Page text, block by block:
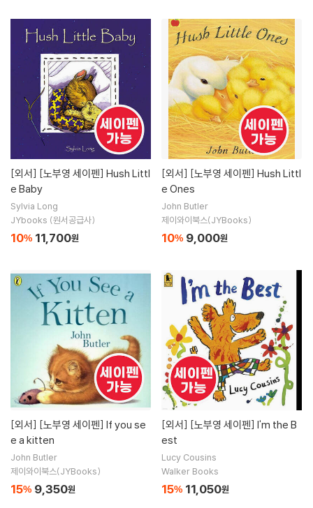
[외서]
e Baby
Sylvia Long
JYbooks (원서공급사)
10% 11,700원
[외서]
e Ones
John Butler
제이와이북스(JYBooks)
10% 9,000원
[외서]
e a kitten
John Butler
제이와이북스(JYBooks)
15% 9,350원
[외서]
est
Lucy Cousins
Walker Books
15% 11,050원